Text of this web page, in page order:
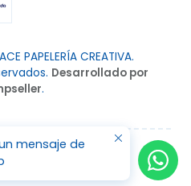
PAPELERÍA CREATIVA.
Desarrollado por
.
ARRIBA
mensaje de